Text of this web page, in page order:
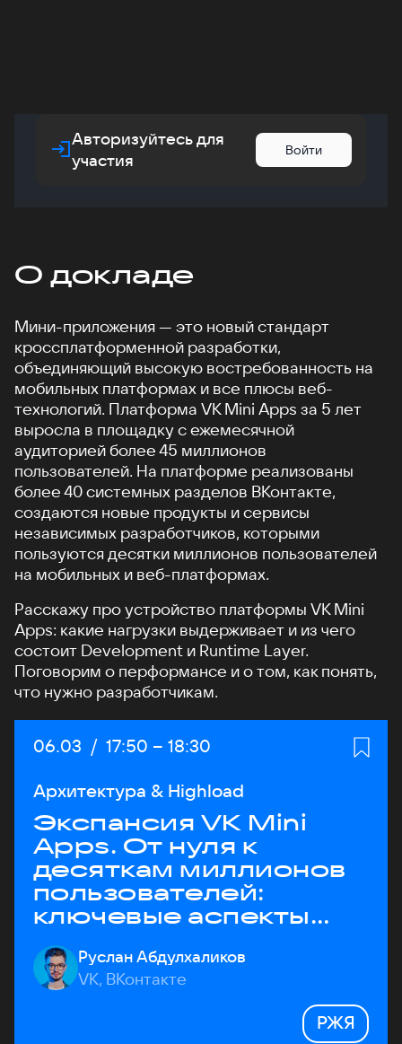
Авторизуйтесь для
участия
Войти
О докладе
Мини-приложения — это новый стандарт
кроссплатформенной разработки,
объединяющий высокую востребованность на
мобильных платформах и все плюсы веб-
технологий. Платформа VK Mini Apps за 5 лет
выросла в площадку с ежемесячной
аудиторией более 45 миллионов
пользователей. На платформе реализованы
более 40 системных разделов ВКонтакте,
создаются новые продукты и сервисы
независимых разработчиков, которыми
пользуются десятки миллионов пользователей
на мобильных и веб-платформах.
Расскажу про устройство платформы VK Mini
Apps: какие нагрузки выдерживает и из чего
состоит Development и Runtime Layer.
Поговорим о перформансе и о том, как понять,
что нужно разработчикам.
Дата:
06.03 / Начало:
17:50 – Конец:
18:30
Архитектура & Highload
Экспансия VK Mini
Apps. От нуля к
десяткам миллионов
пользователей:
ключевые аспекты
архитектуры
Руслан Абдулхаликов
VK, ВКонтакте
РЖЯ